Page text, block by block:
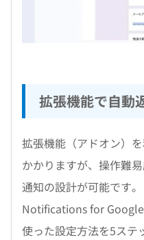
拡張機能で自動
拡張機能（アドオン）
かかりますが、操作難
通知の設計が可能です
Notifications for
使った設定方法を5ステ